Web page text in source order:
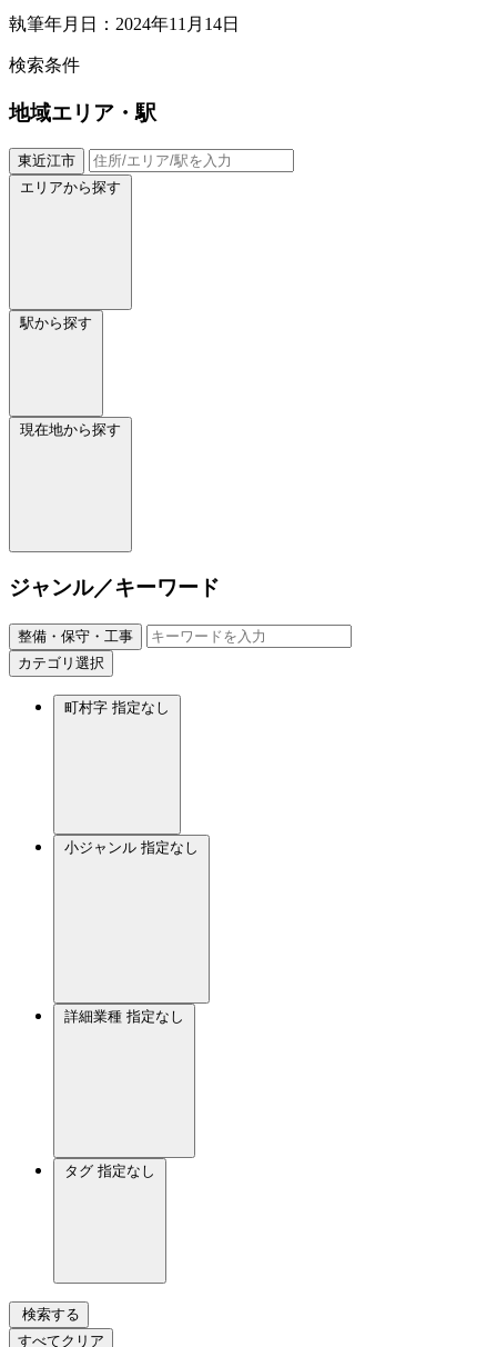
執筆年月日：2024年11月14日
検索条件
地域エリア・駅
東近江市
エリアから探す
駅から探す
現在地から探す
ジャンル／キーワード
整備・保守・工事
カテゴリ選択
町村字 指定なし
小ジャンル 指定なし
詳細業種 指定なし
タグ 指定なし
検索する
すべてクリア